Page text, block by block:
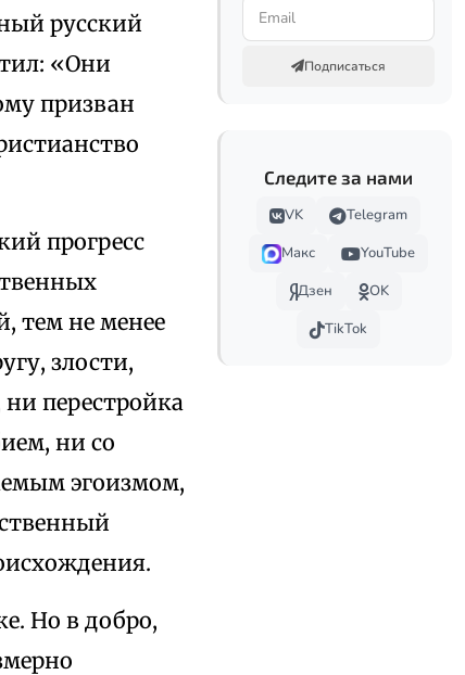
русский
«Они
призван
прогресс
тем не менее
злости,
перестройка
ни со
эгоизмом,
Но в добро,
Подписаться
Следите за нами
VK
Telegram
Макс
YouTube
Дзен
OK
TikTok